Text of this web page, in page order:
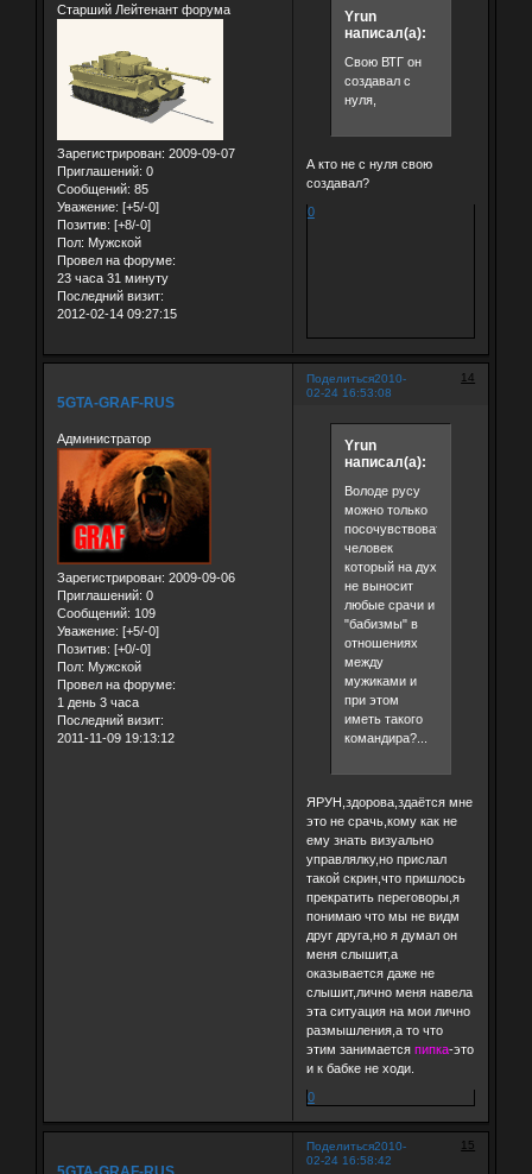
Старший Лейтенант форума
Зарегистрирован: 2009-09-07
Приглашений: 0
Сообщений: 85
Уважение: [+5/-0]
Позитив: [+8/-0]
Пол: Мужской
Провел на форуме:
23 часа 31 минуту
Последний визит:
2012-02-14 09:27:15
Yrun
написал(а):
Свою ВТГ он
создавал с
нуля,
А кто не с нуля свою
создавал?
0
Поделиться 14
2010-
02-24 16:53:08
5GTA-GRAF-RUS
Администратор
Зарегистрирован: 2009-09-06
Приглашений: 0
Сообщений: 109
Уважение: [+5/-0]
Позитив: [+0/-0]
Пол: Мужской
Провел на форуме:
1 день 3 часа
Последний визит:
2011-11-09 19:13:12
Yrun
написал(а):
Володе русу
можно только
посочувствовать.Он
человек
который на дух
не выносит
любые срачи и
"бабизмы" в
отношениях
между
мужиками и
при этом
иметь такого
командира?...
ЯРУН,здорова,здаётся мне
это не срачь,кому как не
ему знать визуально
управлялку,но прислал
такой скрин,что пришлось
прекратить переговоры,я
понимаю что мы не видм
друг друга,но я думал он
меня слышит,а
оказывается даже не
слышит,лично меня навела
эта ситуация на мои лично
размышления,а то что
этим занимается пипка-это
и к бабке не ходи.
0
Поделиться 15
2010-
02-24 16:58:42